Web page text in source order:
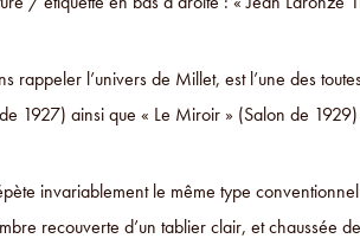
rappeler l’univers de Millet, est l’une des
1927) ainsi que « Le Miroir » (Salon de
invariablement le même type
recouverte d’un tablier clair, et chaussée